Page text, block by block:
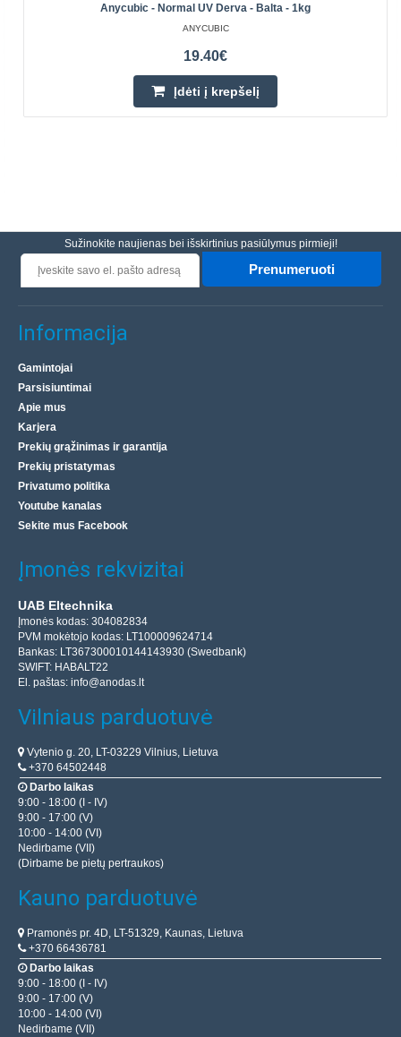
Anycubic - Normal UV Derva - Balta - 1kg
ANYCUBIC
19.40€
Įdėti į krepšelį
Sužinokite naujienas bei išskirtinius pasiūlymus pirmieji!
Prenumeruoti
Informacija
Gamintojai
Parsisiuntimai
Apie mus
Karjera
Prekių grąžinimas ir garantija
Prekių pristatymas
Privatumo politika
Youtube kanalas
Sekite mus Facebook
Įmonės rekvizitai
UAB Eltechnika
Įmonės kodas: 304082834
PVM mokėtojo kodas: LT100009624714
Bankas: LT367300010144143930 (Swedbank)
SWIFT: HABALT22
El. paštas: info@anodas.lt
Vilniaus parduotuvė
Vytenio g. 20, LT-03229 Vilnius, Lietuva
+370 64502448
Darbo laikas
9:00 - 18:00 (I - IV)
9:00 - 17:00 (V)
10:00 - 14:00 (VI)
Nedirbame (VII)
(Dirbame be pietų pertraukos)
Kauno parduotuvė
Pramonės pr. 4D, LT-51329, Kaunas, Lietuva
+370 66436781
Darbo laikas
9:00 - 18:00 (I - IV)
9:00 - 17:00 (V)
10:00 - 14:00 (VI)
Nedirbame (VII)